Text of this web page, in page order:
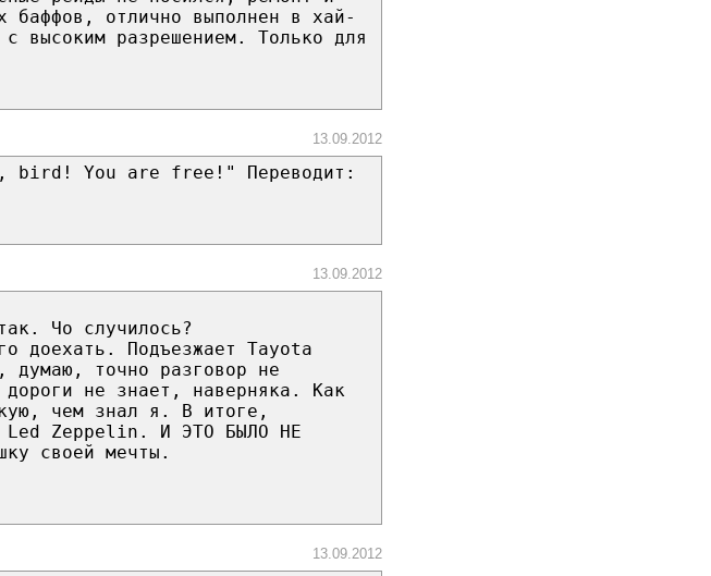
баффов, отлично выполнен в хай-
с высоким разрешением. Только для
13.09.2012
bird! You are free!" Переводит:
13.09.2012
Чо случилось?
доехать. Подъезжает Tayota
думаю, точно разговор не
не знает, наверняка. Как
чем знал я. В итоге,
Led Zeppelin. И ЭТО БЫЛО НЕ
своей мечты.
13.09.2012